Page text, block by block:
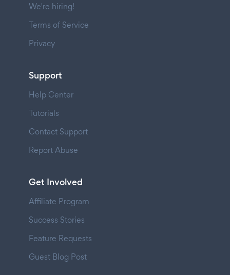
We're hiring!
Terms of Service
Privacy
Support
Help Center
Tutorials
Contact Support
Report Abuse
Get Involved
Affiliate Program
Success Stories
Feature Requests
Guest Blog Post